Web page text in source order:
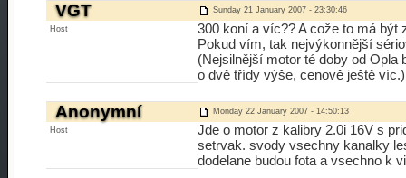
VGT Sunday 21 January 2007 - 23:30:46
Host
300 koní a víc?? A cože to má být
Pokud vím, tak nejvýkonnější
(Nejsilnější motor té doby od Opla
o dvě třídy výše, cenově ještě víc.)
Anonymní Monday 22 January 2007 - 14:50:13
Host
Jde o motor z kalibry 2.0i 16V s
setrvak. svody vsechny kanalky
dodelane budou fota a vsechno k